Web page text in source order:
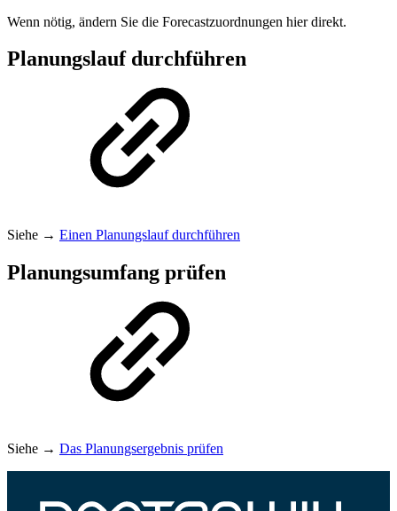
Wenn nötig, ändern Sie die Forecastzuordnungen hier direkt.
Planungslauf durchführen
Siehe → Einen Planungslauf durchführen
Planungsumfang prüfen
Siehe → Das Planungsergebnis prüfen